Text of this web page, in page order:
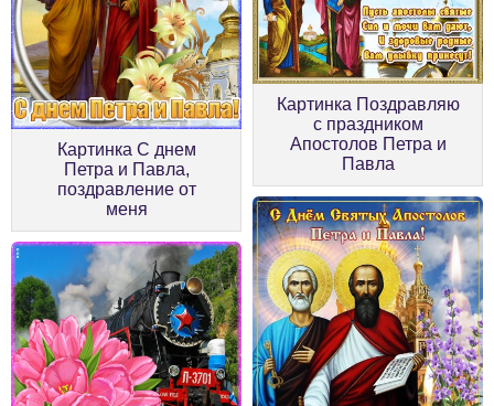
Картинка С днем
Петра и Павла,
поздравление от
меня
Картинка Поздравляю
с праздником
Апостолов Петра и
Павла